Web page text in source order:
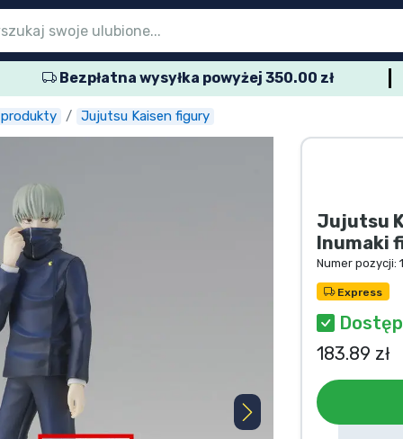
Bezpłatna wysyłka powyżej 350.00 zł
Jujutsu Kaisen figury
Jujutsu
Inumaki
Numer pozycji:
Express
183.89 zł
głównego
seryjne
głównego
filmowe
głównego
produkty
głównego
anime
głównego
dla graczy
głównego
sportowe
głównego
muzyczne
głównego
głównego